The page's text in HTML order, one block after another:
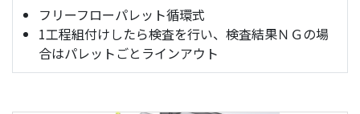
フリーフローパレット循環式
1工程組付けしたら検査を行い、検査結果ＮＧの場
合はパレットごとラインアウト